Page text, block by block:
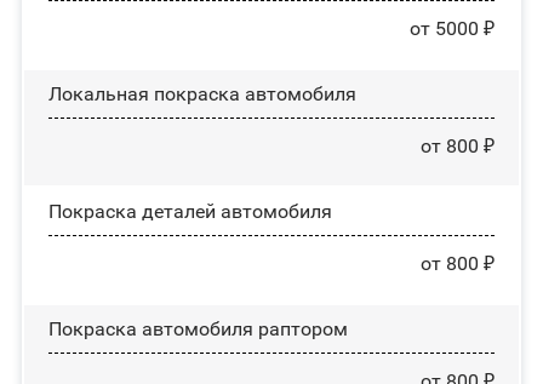
от 5000 ₽
Локальная покраска автомобиля
от 800 ₽
Покраска деталей автомобиля
от 800 ₽
Покраска автомобиля раптором